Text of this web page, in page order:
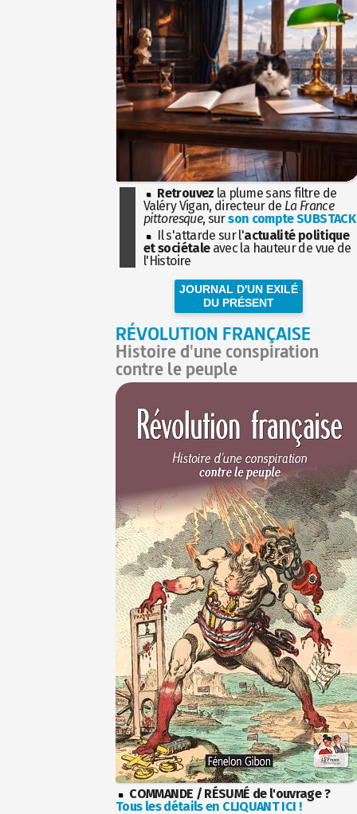
Retrouvez la plume sans filtre de
Valéry Vigan, directeur de La France
pittoresque, surson compte SUBSTACK
Il s'attarde sur l'actualité politique
et sociétaleavec la hauteur de vue de
l'Histoire
JOURNAL D'UN EXILÉ
DU PRÉSENT
RÉVOLUTION FRANÇAISE
Histoire d'une conspiration
contre le peuple
COMMANDE / RÉSUMÉ de l'ouvrage ?
Tous les détails en CLIQUANT ICI !